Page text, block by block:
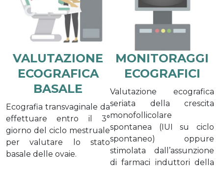
VALUTAZIONE
ECOGRAFICA
BASALE
Ecografia transvaginale da
effettuare entro il 3°
giorno del ciclo mestruale
per valutare lo stato
basale delle ovaie.
MONITORAGGI
ECOGRAFICI
Valutazione ecografica
seriata della crescita
monofollicolare
spontanea (IUI su ciclo
spontaneo) oppure
stimolata dall’assunzione
di farmaci induttori della